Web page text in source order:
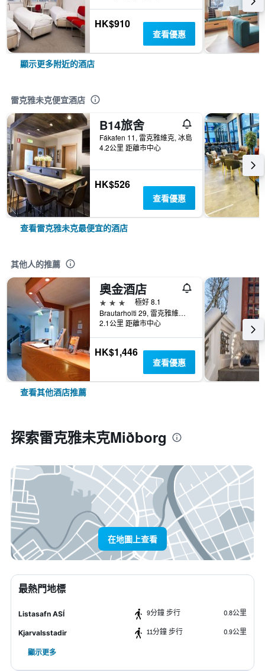
HK$910
查看優惠
顯示更多附近的酒店
雷克雅未克便宜酒店
B14旅舍
Fákafen 11, 雷克雅維克, 冰島
4.2公里 距離市中心
HK$526
查看優惠
查看雷克雅未克最便宜的酒店
其他人的推薦
奧金酒店
3星級
極好 8.1
Brautarholti 29, 雷克雅維克, 冰島
2.1公里 距離市中心
HK$1,446
查看優惠
查看其他酒店推薦
探索雷克雅未克Miðborg
在地圖上查看
最熱門地標
Listasafn ASÍ 9分鐘 步行 0.8公里
Kjarvalsstadir 11分鐘 步行 0.9公里
顯示更多